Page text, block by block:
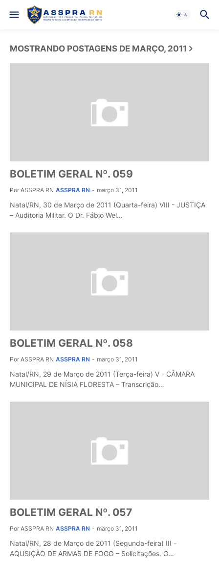
MOSTRANDO POSTAGENS DE MARÇO, 2011
BOLETIM GERAL Nº. 059
Por ASSPRA RN ASSPRA RN - março 31, 2011
Natal/RN, 30 de Março de 2011 (Quarta-feira) VIII - JUSTIÇA
– Auditoria Militar. O Dr. Fábio Wel…
BOLETIM GERAL Nº. 058
Por ASSPRA RN ASSPRA RN - março 31, 2011
Natal/RN, 29 de Março de 2011 (Terça-feira) V - CÂMARA
MUNICIPAL DE NÍSIA FLORESTA – Transcrição…
BOLETIM GERAL Nº. 057
Por ASSPRA RN ASSPRA RN - março 31, 2011
Natal/RN, 28 de Março de 2011 (Segunda-feira) III -
AQUSIÇÃO DE ARMAS DE FOGO – Solicitações. O…